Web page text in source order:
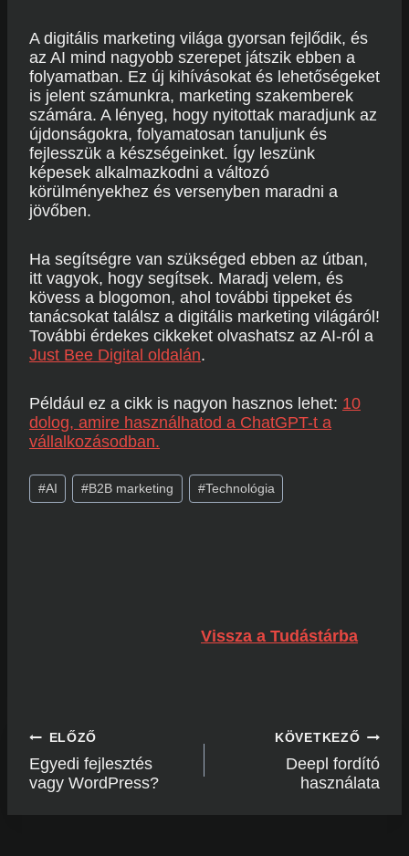
A digitális marketing világa gyorsan fejlődik, és
az AI mind nagyobb szerepet játszik ebben a
folyamatban. Ez új kihívásokat és lehetőségeket
is jelent számunkra, marketing szakemberek
számára. A lényeg, hogy nyitottak maradjunk az
újdonságokra, folyamatosan tanuljunk és
fejlesszük a készségeinket. Így leszünk
képesek alkalmazkodni a változó
körülményekhez és versenyben maradni a
jövőben.
Ha segítségre van szükséged ebben az útban,
itt vagyok, hogy segítsek. Maradj velem, és
kövess a blogomon, ahol további tippeket és
tanácsokat találsz a digitális marketing világáról!
További érdekes cikkeket olvashatsz az AI-ról a
Just Bee Digital oldalán.
Például ez a cikk is nagyon hasznos lehet: 10
dolog, amire használhatod a ChatGPT-t a
vállalkozásodban.
Post
Tags:
#AI #B2B marketing #Technológia
Vissza a Tudástárba
Bejegyzés
navigáció
ELŐZŐ
Egyedi fejlesztés
vagy WordPress?
KÖVETKEZŐ
Deepl fordító
használata